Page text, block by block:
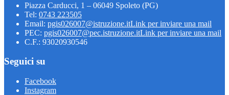
Piazza Carducci, 1 – 06049 Spoleto (PG)
Tel: 0743 223505
Email: pgis026007@istruzione.itLink per inviare una mail
PEC: pgis026007@pec.istruzione.itLink per inviare una mail
C.F.: 93020930546
Seguici su
Facebook
Instagram